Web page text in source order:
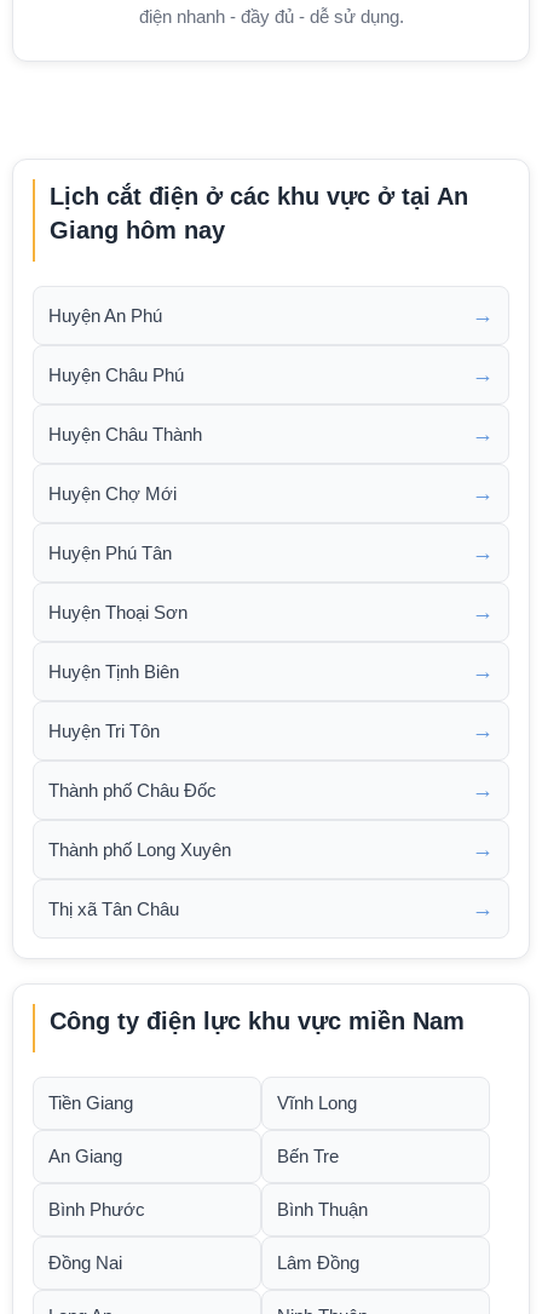
điện nhanh - đầy đủ - dễ sử dụng.
Lịch cắt điện ở các khu vực ở tại An
Giang hôm nay
Huyện An Phú →
Huyện Châu Phú →
Huyện Châu Thành →
Huyện Chợ Mới →
Huyện Phú Tân →
Huyện Thoại Sơn →
Huyện Tịnh Biên →
Huyện Tri Tôn →
Thành phố Châu Đốc →
Thành phố Long Xuyên →
Thị xã Tân Châu →
Công ty điện lực khu vực miền Nam
Tiền Giang Vĩnh Long
An Giang Bến Tre
Bình Phước Bình Thuận
Đồng Nai Lâm Đồng